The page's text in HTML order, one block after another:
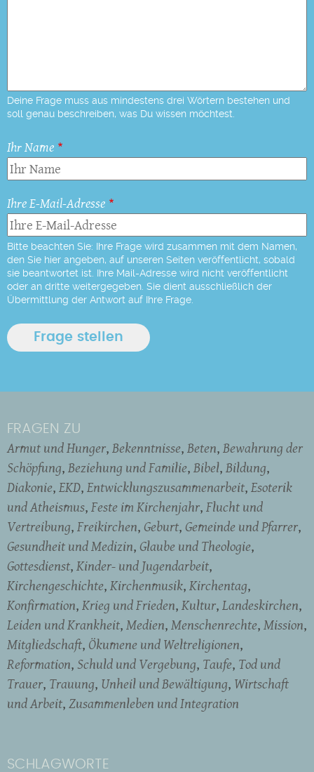
Deine Frage muss aus mindestens drei Wörtern bestehen und
soll genau beschreiben, was Du wissen möchtest.
Ihr Name
Ihre E-Mail-Adresse
Bitte beachten Sie: Ihre Frage wird zusammen mit dem Namen,
den Sie hier angeben, auf unseren Seiten veröffentlicht, sobald
sie beantwortet ist. Ihre Mail-Adresse wird nicht veröffentlicht
oder an dritte weitergegeben. Sie dient ausschließlich der
Übermittlung der Antwort auf Ihre Frage.
FRAGEN ZU
Armut und Hunger Bekenntnisse Beten Bewahrung der
Schöpfung Beziehung und Familie Bibel Bildung
Diakonie EKD Entwicklungszusammenarbeit Esoterik
und Atheismus Feste im Kirchenjahr Flucht und
Vertreibung Freikirchen Geburt Gemeinde und Pfarrer
Gesundheit und Medizin Glaube und Theologie
Gottesdienst Kinder- und Jugendarbeit
Kirchengeschichte Kirchenmusik Kirchentag
Konfirmation Krieg und Frieden Kultur Landeskirchen
Leiden und Krankheit Medien Menschenrechte Mission
Mitgliedschaft Ökumene und Weltreligionen
Reformation Schuld und Vergebung Taufe Tod und
Trauer Trauung Unheil und Bewältigung Wirtschaft
und Arbeit Zusammenleben und Integration
SCHLAGWORTE